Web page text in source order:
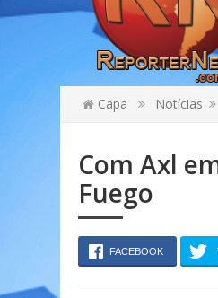
Capa Notícias
Com Axl
Fuego
FACEBOOK